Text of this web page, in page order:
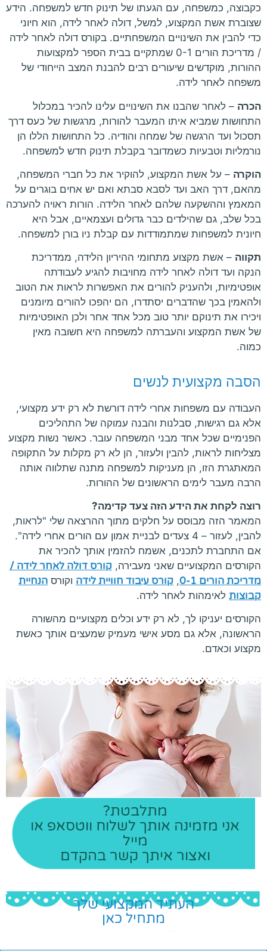
כקבוצה, כמשפחה, עם הגעתו של תינוק חדש למשפחה. הידע
שצוברת אשת המקצוע, למשל, דולה לאחר לידה, הוא חיוני
כדי להבין את השינויים המשפחתיים. בקורס דולה לאחר לידה
/ מדריכת הורים 0-1 שמתקיים בבית הספר למקצועות
ההורות, מוקדשים שיעורים רבים להבנת המצב הייחודי של
משפחה לאחר לידה.
הכרה – לאחר שהבנו את השינויים עלינו להכיר במכלול
התחושות שמביא איתו המעבר להורות, מרגשות של כעס דרך
תסכול ועד הרגשה של שמחה והודיה. כל התחושות הללו הן
נורמליות וטבעיות כשמדובר בקבלת תינוק חדש למשפחה.
הוקרה – על אשת המקצוע, להוקיר את כל חברי המשפחה,
מהאם, דרך האב ועד לסבא סבתא ואם יש אחים בוגרים על
המאמץ וההשקעה שלהם לאחר הלידה. הורות ראויה להערכה
בכל שלב, גם שהילדים כבר גדולים ועצמאיים, אבל היא
חיונית למשפחות שמתמודדות עם קבלת ניו בורן למשפחה.
תקווה – אשת מקצוע מתחומי ההיריון הלידה, ממדריכת
הנקה ועד דולה לאחר לידה מחויבות להגיע לעבודתה
אופטימיות, ולהעניק להורים את האפשרות לראות את הטוב
ולהאמין בכך שהדברים יסתדרו, הם יהפכו להורים מיומנים
ויכירו את תינוקם יותר טוב מכל אחד אחר ולכן האופטימיות
של אשת המקצוע והעברתה למשפחה היא חשובה מאין
כמוה.
הסבה מקצועית לנשים
העבודה עם משפחות אחרי לידה דורשת לא רק ידע מקצועי,
אלא גם רגישות, סבלנות והבנה עמוקה של התהליכים
הפנימיים שכל אחד מבני המשפחה עובר. כאשר נשות מקצוע
מצליחות לראות, להבין ולעזור, הן לא רק מקלות על התקופה
המאתגרת הזו, הן מעניקות למשפחה מתנה שתלווה אותה
הרבה מעבר לימים הראשונים של ההורות.
רוצה לקחת את הידע הזה צעד קדימה?
המאמר הזה מבוסס על חלקים מתוך ההרצאה שלי "לראות,
להבין, לעזור – 4 צעדים לבניית אמון עם הורים אחרי לידה".
אם התחברת לתכנים, אשמח להזמין אותך להכיר את
הקורסים המקצועיים שאני מעבירה, קורס דולה לאחר לידה /
מדריכת הורים 0-1
, קורס עיבוד חוויית לידה וקורס הנחיית
קבוצות לאימהות לאחר לידה.
הקורסים יעניקו לך, לא רק ידע וכלים מקצועיים מהשורה
הראשונה, אלא גם מסע אישי מעמיק שמעצים אותך כאשת
מקצוע וכאדם.
מתלבטת?
אני מזמינה אותך לשלוח ווטסאפ או
מייל
ואצור איתך קשר בהקדם
העתיד המקצועי שלך
מתחיל כאן